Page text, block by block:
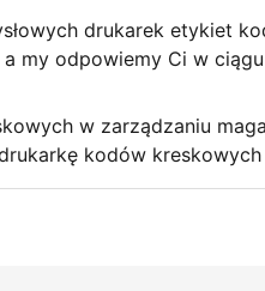
drukarek etykiet
my odpowiemy Ci w
w zarządzaniu
kodów kreskowych